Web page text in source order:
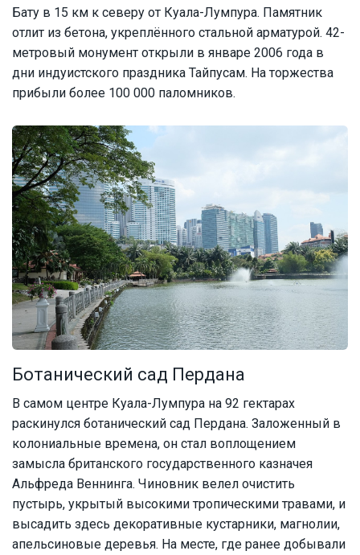
Бату в 15 км к северу от Куала-Лумпура. Памятник
отлит из бетона, укреплённого стальной арматурой. 42-
метровый монумент открыли в январе 2006 года в
дни индуистского праздника Тайпусам. На торжества
прибыли более 100 000 паломников.
Ботанический сад Пердана
В самом центре Куала-Лумпура на 92 гектарах
раскинулся ботанический сад Пердана. Заложенный в
колониальные времена, он стал воплощением
замысла британского государственного казначея
Альфреда Веннинга. Чиновник велел очистить
пустырь, укрытый высокими тропическими травами, и
высадить здесь декоративные кустарники, магнолии,
апельсиновые деревья. На месте, где ранее добывали